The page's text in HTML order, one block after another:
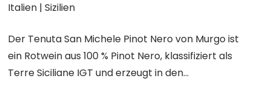
Italien | Sizilien
Der Tenuta San Michele Pinot Nero von Murgo ist
ein Rotwein aus 100 % Pinot Nero, klassifiziert als
Terre Siciliane IGT und erzeugt in den